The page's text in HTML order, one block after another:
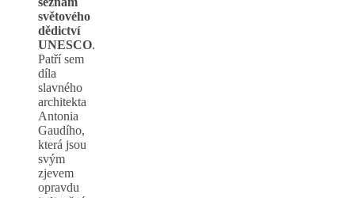
světového
dědictví
UNESCO.
Patří sem
díla
slavného
architekta
Antonia
Gaudího,
která jsou
svým
zjevem
opravdu